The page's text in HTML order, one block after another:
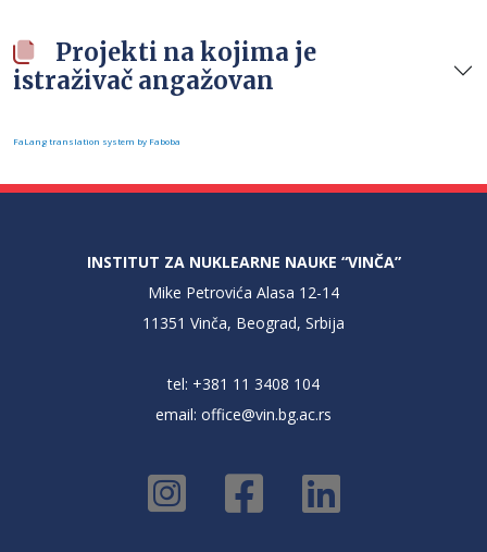
Projekti na kojima je
istraživač angažovan
FaLang translation system by Faboba
INSTITUT ZA NUKLEARNE NAUKE “VINČA”
Mike Petrovića Alasa 12-14
11351 Vinča, Beograd, Srbija
tel: +381 11 3408 104
email: office@vin.bg.ac.rs